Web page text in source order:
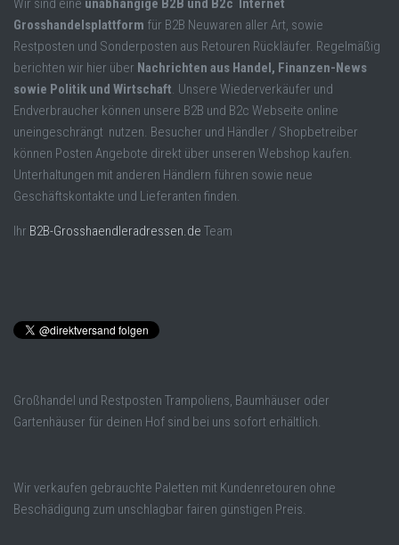
Wir sind eine unabhängige B2B und B2c Internet
Grosshandelsplattform für B2B Neuwaren aller Art, sowie
Restposten und Sonderposten aus Retouren Rückläufer. Regelmäßig
berichten wir hier über Nachrichten aus Handel, Finanzen-News
sowie Politik und Wirtschaft. Unsere Wiederverkäufer und
Endverbraucher können unsere B2B und B2c Webseite online
uneingeschrängt nutzen. Besucher und Händler / Shopbetreiber
können Posten Angebote direkt über unseren Webshop kaufen.
Unterhaltungen mit anderen Händlern führen sowie neue
Geschäftskontakte und Lieferanten finden.
Ihr B2B-Grosshaendleradressen.de Team
Großhandel und Restposten Trampoliens, Baumhäuser oder
Gartenhäuser für deinen Hof sind bei uns sofort erhältlich.
Wir verkaufen gebrauchte Paletten mit Kundenretouren ohne
Beschädigung zum unschlagbar fairen günstigen Preis.